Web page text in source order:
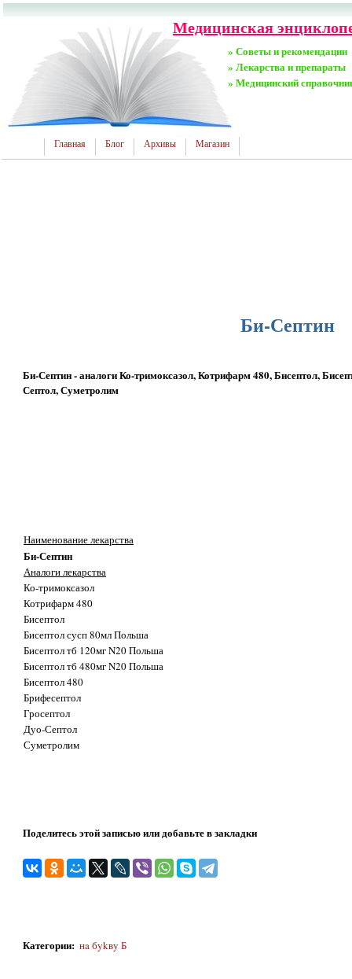
Медицинская
» Советы и рекомендации
» Лекарства и препараты
» Медицинский
Главная Блог Архивы Магазин
Би-Септин
Би-Септин - аналоги Ко-тримоксазол, Котрифарм 480, Бисептол,
Септол, Суметролим
Наименование лекарства
Би-Септин
Аналоги лекарства
Ко-тримоксазол
Котрифарм 480
Бисептол
Бисептол сусп 80мл Польша
Бисептол тб 120мг N20 Польша
Бисептол тб 480мг N20 Польша
Бисептол 480
Брифесептол
Гросептол
Дуо-Септол
Суметролим
Поделитесь этой записью или добавьте в закладки
Категории: нa бykвy Б